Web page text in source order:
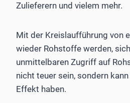
Zulieferern und vielem mehr.
Mit der Kreislaufführung von
wieder Rohstoffe werden,
unmittelbaren Zugriff auf
nicht teuer sein, sondern
Effekt haben.